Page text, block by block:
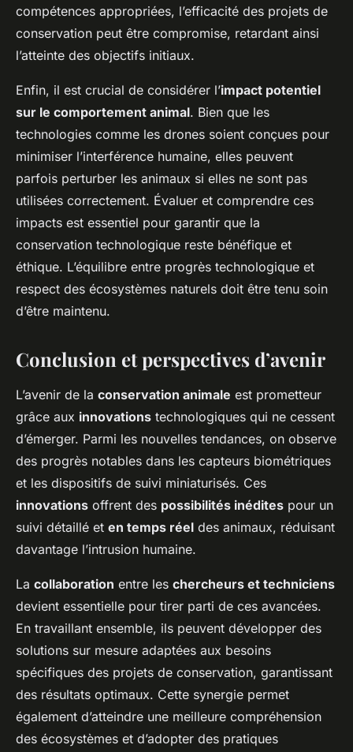
compétences appropriées, l’efficacité des projets de
conservation peut être compromise, retardant ainsi
l’atteinte des objectifs initiaux.
Enfin, il est crucial de considérer l’impact potentiel
sur le comportement animal. Bien que les
technologies comme les drones soient conçues pour
minimiser l’interférence humaine, elles peuvent
parfois perturber les animaux si elles ne sont pas
utilisées correctement. Évaluer et comprendre ces
impacts est essentiel pour garantir que la
conservation technologique reste bénéfique et
éthique. L’équilibre entre progrès technologique et
respect des écosystèmes naturels doit être tenu soin
d’être maintenu.
Conclusion et perspectives d’avenir
L’avenir de la conservation animale est prometteur
grâce aux innovations technologiques qui ne cessent
d’émerger. Parmi les nouvelles tendances, on observe
des progrès notables dans les capteurs biométriques
et les dispositifs de suivi miniaturisés. Ces
innovations offrent des possibilités inédites pour un
suivi détaillé et en temps réel des animaux, réduisant
davantage l’intrusion humaine.
La collaboration entre les chercheurs et techniciens
devient essentielle pour tirer parti de ces avancées.
En travaillant ensemble, ils peuvent développer des
solutions sur mesure adaptées aux besoins
spécifiques des projets de conservation, garantissant
des résultats optimaux. Cette synergie permet
également d’atteindre une meilleure compréhension
des écosystèmes et d’adopter des pratiques